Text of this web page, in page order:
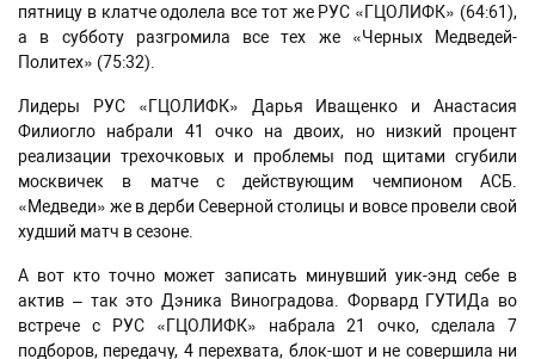
пятницу в клатче одолела все тот же РУС «ГЦОЛИФК» (64:61),
а в субботу разгромила все тех же «Черных Медведей-
Политех» (75:32).
Лидеры РУС «ГЦОЛИФК» Дарья Иващенко и Анастасия
Филиогло набрали 41 очко на двоих, но низкий процент
реализации трехочковых и проблемы под щитами сгубили
москвичек в матче с действующим чемпионом АСБ.
«Медведи» же в дерби Северной столицы и вовсе провели свой
худший матч в сезоне.
А вот кто точно может записать минувший уик-энд себе в
актив – так это Дэника Виноградова. Форвард ГУТИДа во
встрече с РУС «ГЦОЛИФК» набрала 21 очко, сделала 7
подборов, передачу, 4 перехвата, блок-шот и не совершила ни